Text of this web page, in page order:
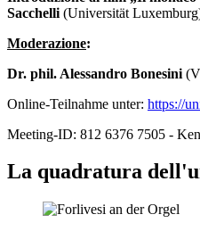
Sacchelli (Universität
Moderazione:
Dr. phil. Alessandro Bonesini
Online-Teilnahme unter: https://
Meeting-ID: 812 6376 7505 -
La quadratura